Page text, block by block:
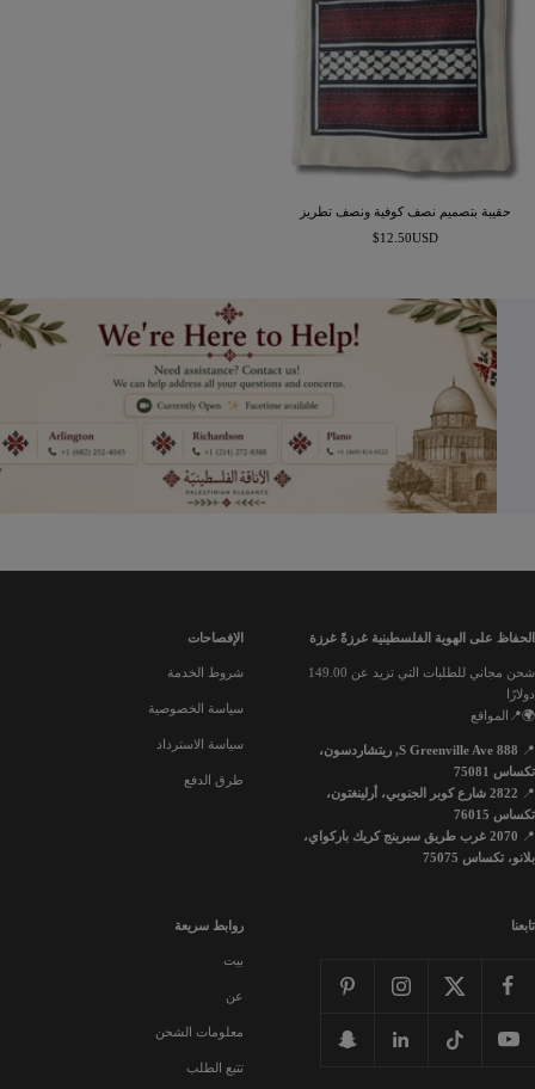
حقيبة بتصميم نصف كوفية ونصف تطريز
السعر
$12.50USD
الحفاظ على الهوية الفلسطينية غرزةً غرزة
شحن مجاني للطلبات التي تزيد عن 149.00
دولارًا
🌍📍المواقع
📍
888 S Greenville Ave, ريتشاردسون،
تكساس 75081
📍
2822 شارع كوبر الجنوبي، أرلينغتون،
تكساس 76015
📍
2070 غرب طريق سبرينج كريك باركواي،
بلانو، تكساس 75075
الإفصاحات
شروط الخدمة
سياسة الخصوصية
سياسة الاسترداد
طرق الدفع
تابعنا روابط سريعة
بيت
عن
معلومات الشحن
تتبع الطلب